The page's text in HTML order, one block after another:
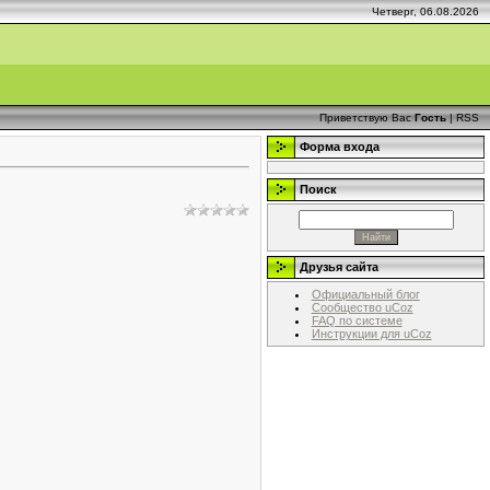
Четверг, 06.08.2026
Приветствую Вас Гость|RSS
Форма входа
Поиск
Друзья сайта
Официальный блог
Сообщество uCoz
FAQ по системе
Инструкции для uCoz